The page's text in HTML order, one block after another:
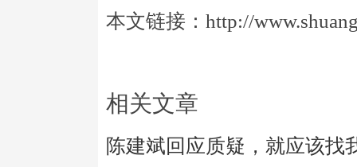
本文链接：http://
相关文章
陈建斌回应质疑，就应该找